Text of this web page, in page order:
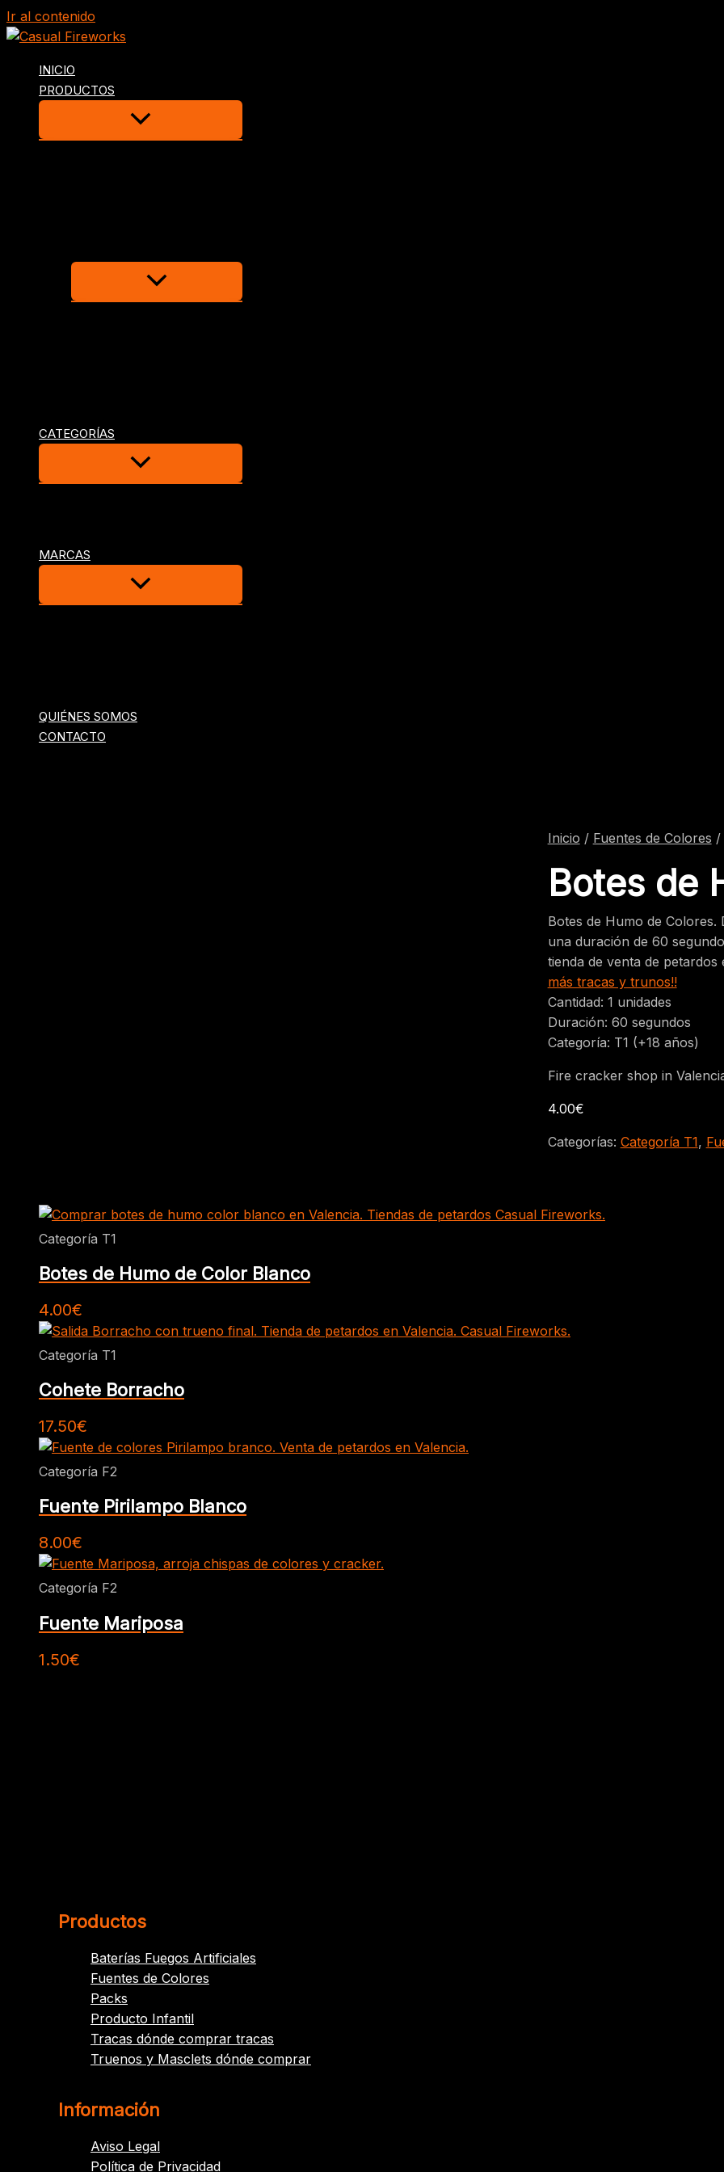
Ir al contenido
INICIO
PRODUCTOS
CATEGORÍAS
MARCAS
QUIÉNES SOMOS
CONTACTO
Inicio / Fuentes de Colores /
Botes de
Botes de Humo de
una duración de 60
tienda de venta de petardos
más tracas y trunos!!
Cantidad: 1 unidades
Duración: 60 segundos
Categoría: T1 (+18 años)
Fire cracker shop in
4.00€
Categorías: Categoría T1,
Categoría T1
Botes de Humo de Color Blanco
4.00€
Categoría T1
Cohete Borracho
17.50€
Categoría F2
Fuente Pirilampo Blanco
8.00€
Categoría F2
Fuente Mariposa
1.50€
Productos
Baterías Fuegos Artificiales
Fuentes de Colores
Packs
Producto Infantil
Tracas dónde comprar tracas
Truenos y Masclets dónde comprar
Información
Aviso Legal
Política de Privacidad